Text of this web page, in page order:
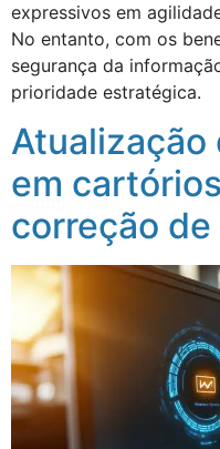
expressivos em
No entanto, com os
segurança da
prioridade estratégica.
em
correção